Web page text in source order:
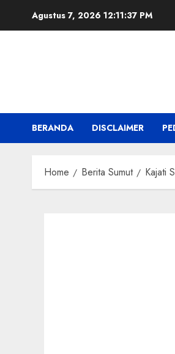
Agustus 7, 2026 12:11:38 PM
BERANDA DISCLAIMER
Home Berita Sumut Kajati